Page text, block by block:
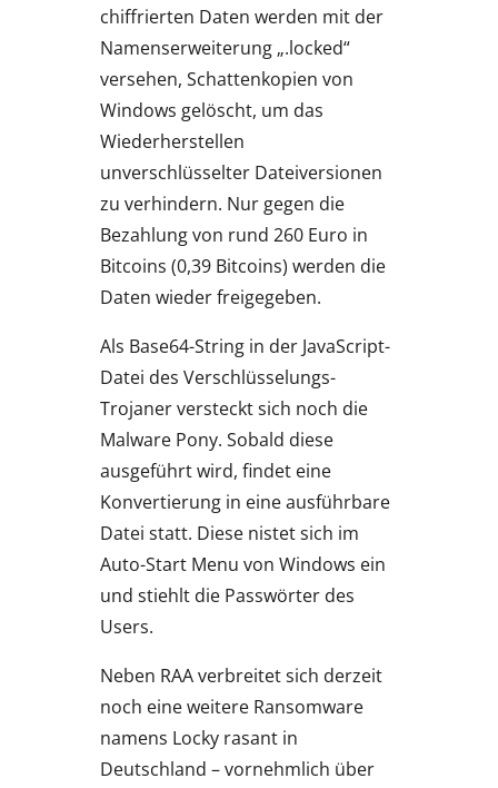
chiffrierten Daten werden mit der
Namenserweiterung „.locked“
versehen, Schattenkopien von
Windows gelöscht, um das
Wiederherstellen
unverschlüsselter Dateiversionen
zu verhindern. Nur gegen die
Bezahlung von rund 260 Euro in
Bitcoins (0,39 Bitcoins) werden die
Daten wieder freigegeben.
Als Base64-String in der JavaScript-
Datei des Verschlüsselungs-
Trojaner versteckt sich noch die
Malware Pony. Sobald diese
ausgeführt wird, findet eine
Konvertierung in eine ausführbare
Datei statt. Diese nistet sich im
Auto-Start Menu von Windows ein
und stiehlt die Passwörter des
Users.
Neben RAA verbreitet sich derzeit
noch eine weitere Ransomware
namens Locky rasant in
Deutschland – vornehmlich über